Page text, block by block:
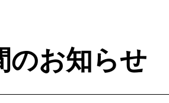
のお知らせ